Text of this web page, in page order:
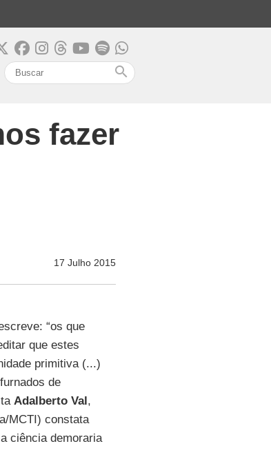
search
fazer
17 Julho 2015
“os que
que estes
primitiva (...)
de
Adalberto Val,
MCTI) constata
ciência demoraria